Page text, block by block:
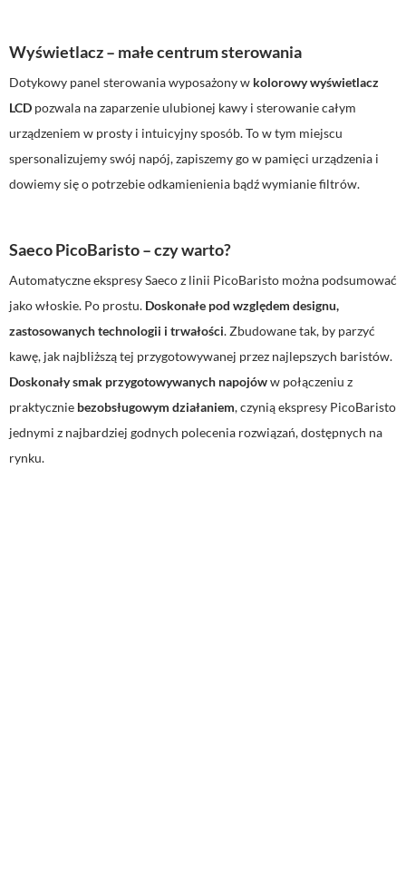
Wyświetlacz – małe centrum sterowania
Dotykowy panel sterowania wyposażony w kolorowy wyświetlacz
LCD pozwala na zaparzenie ulubionej kawy i sterowanie całym
urządzeniem w prosty i intuicyjny sposób. To w tym miejscu
spersonalizujemy swój napój, zapiszemy go w pamięci urządzenia i
dowiemy się o potrzebie odkamienienia bądź wymianie filtrów.
Saeco PicoBaristo – czy warto?
Automatyczne ekspresy Saeco z linii PicoBaristo można podsumować
jako włoskie. Po prostu. Doskonałe pod względem designu,
zastosowanych technologii i trwałości. Zbudowane tak, by parzyć
kawę, jak najbliższą tej przygotowywanej przez najlepszych baristów.
Doskonały smak przygotowywanych napojóww połączeniu z
praktycznie bezobsługowym działaniem, czynią ekspresy PicoBaristo
jednymi z najbardziej godnych polecenia rozwiązań, dostępnych na
rynku.